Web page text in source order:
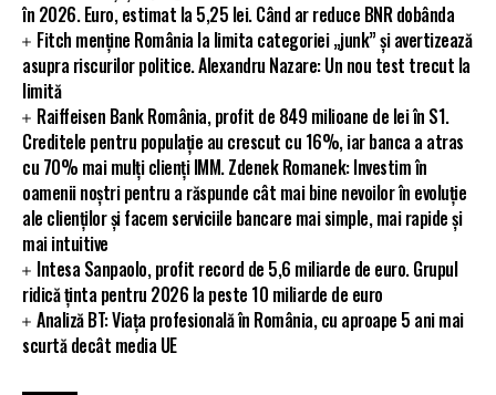
în 2026. Euro, estimat la 5,25 lei. Când ar reduce BNR dobânda
Fitch menține România la limita categoriei „junk” și avertizează
asupra riscurilor politice. Alexandru Nazare: Un nou test trecut la
limită
Raiffeisen Bank România, profit de 849 milioane de lei în S1.
Creditele pentru populație au crescut cu 16%, iar banca a atras
cu 70% mai mulți clienți IMM. Zdenek Romanek: Investim în
oamenii noștri pentru a răspunde cât mai bine nevoilor în evoluție
ale clienților și facem serviciile bancare mai simple, mai rapide și
mai intuitive
Intesa Sanpaolo, profit record de 5,6 miliarde de euro. Grupul
ridică ținta pentru 2026 la peste 10 miliarde de euro
Analiză BT: Viața profesională în România, cu aproape 5 ani mai
scurtă decât media UE